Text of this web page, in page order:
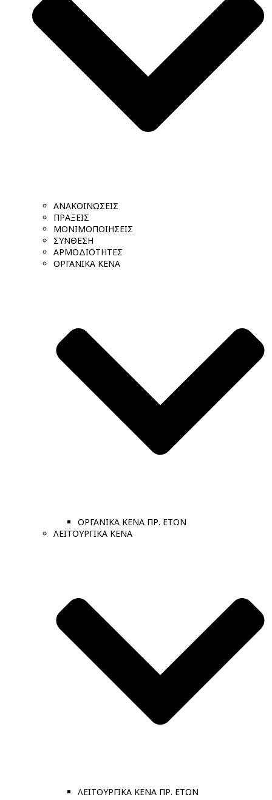
ΑΝΑΚΟΙΝΩΣΕΙΣ
ΠΡΑΞΕΙΣ
ΜΟΝΙΜΟΠΟΙΗΣΕΙΣ
ΣΥΝΘΕΣΗ
ΑΡΜΟΔΙΟΤΗΤΕΣ
ΟΡΓΑΝΙΚΑ ΚΕΝΑ
ΟΡΓΑΝΙΚΑ ΚΕΝΑ ΠΡ. ΕΤΩΝ
ΛΕΙΤΟΥΡΓΙΚΑ ΚΕΝΑ
ΛΕΙΤΟΥΡΓΙΚΑ ΚΕΝΑ ΠΡ. ΕΤΩΝ